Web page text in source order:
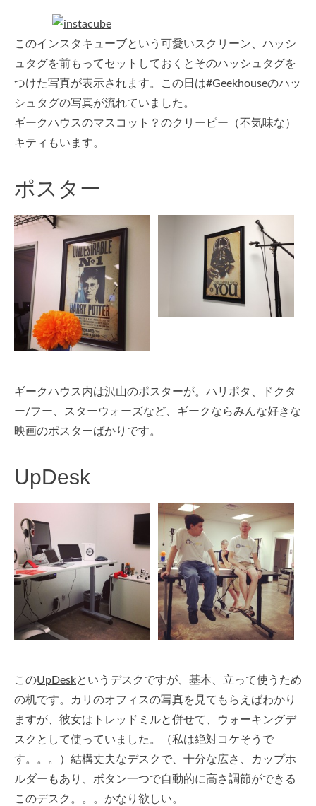
このインスタキューブという可愛いスクリーン、ハッシ
ュタグを前もってセットしておくとそのハッシュタグを
つけた写真が表示されます。この日は#Geekhouseのハッ
シュタグの写真が流れていました。
ギークハウスのマスコット？のクリーピー（不気味な）
キティもいます。
ポスター
ギークハウス内は沢山のポスターが。ハリポタ、ドクタ
ー/フー、スターウォーズなど、ギークならみんな好きな
映画のポスターばかりです。
UpDesk
このUpDeskというデスクですが、基本、立って使うため
の机です。カリのオフィスの写真を見てもらえばわかり
ますが、彼女はトレッドミルと併せて、ウォーキングデ
スクとして使っていました。（私は絶対コケそうで
す。。。）結構丈夫なデスクで、十分な広さ、カップホ
ルダーもあり、ボタン一つで自動的に高さ調節ができる
このデスク。。。かなり欲しい。